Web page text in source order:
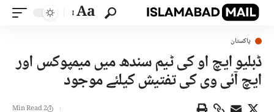
Aa
پاکستان
ڈبلیو ایچ او کی ٹیم سندھ میں میمپوکس اور
ایچ آئی وی کی تفتیش کیلئے موجود
2 Min Read